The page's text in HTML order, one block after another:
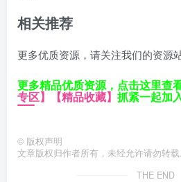
相关推荐
更多优质资源，请关注我们的资源
更多精品优质资源，点击这里查
专区】 【精品收藏】 抓紧一起加
© 版权声明
文章版权归作者所有，未经允许请勿转载
THE END